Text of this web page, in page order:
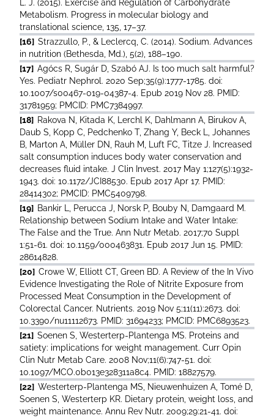
L. J. (2015). Exercise and Regulation of Carbohydrate
Metabolism. Progress in molecular biology and
translational science, 135, 17–37.
[16] Strazzullo, P., & Leclercq, C. (2014). Sodium. Advances
in nutrition (Bethesda, Md.), 5(2), 188–190.
[17] Agócs R, Sugár D, Szabó AJ. Is too much salt harmful?
Yes. Pediatr Nephrol. 2020 Sep;35(9):1777-1785. doi:
10.1007/s00467-019-04387-4. Epub 2019 Nov 28. PMID:
31781959; PMCID: PMC7384997.
[18] Rakova N, Kitada K, Lerchl K, Dahlmann A, Birukov A,
Daub S, Kopp C, Pedchenko T, Zhang Y, Beck L, Johannes
B, Marton A, Müller DN, Rauh M, Luft FC, Titze J. Increased
salt consumption induces body water conservation and
decreases fluid intake. J Clin Invest. 2017 May 1;127(5):1932-
1943. doi: 10.1172/JCI88530. Epub 2017 Apr 17. PMID:
28414302; PMCID: PMC5409798.
[19] Bankir L, Perucca J, Norsk P, Bouby N, Damgaard M.
Relationship between Sodium Intake and Water Intake:
The False and the True. Ann Nutr Metab. 2017;70 Suppl
1:51-61. doi: 10.1159/000463831. Epub 2017 Jun 15. PMID:
28614828.
[20] Crowe W, Elliott CT, Green BD. A Review of the In Vivo
Evidence Investigating the Role of Nitrite Exposure from
Processed Meat Consumption in the Development of
Colorectal Cancer. Nutrients. 2019 Nov 5;11(11):2673. doi:
10.3390/nu11112673. PMID: 31694233; PMCID: PMC6893523.
[21] Soenen S, Westerterp-Plantenga MS. Proteins and
satiety: implications for weight management. Curr Opin
Clin Nutr Metab Care. 2008 Nov;11(6):747-51. doi:
10.1097/MCO.0b013e328311a8c4. PMID: 18827579.
[22] Westerterp-Plantenga MS, Nieuwenhuizen A, Tomé D,
Soenen S, Westerterp KR. Dietary protein, weight loss, and
weight maintenance. Annu Rev Nutr. 2009;29:21-41. doi: